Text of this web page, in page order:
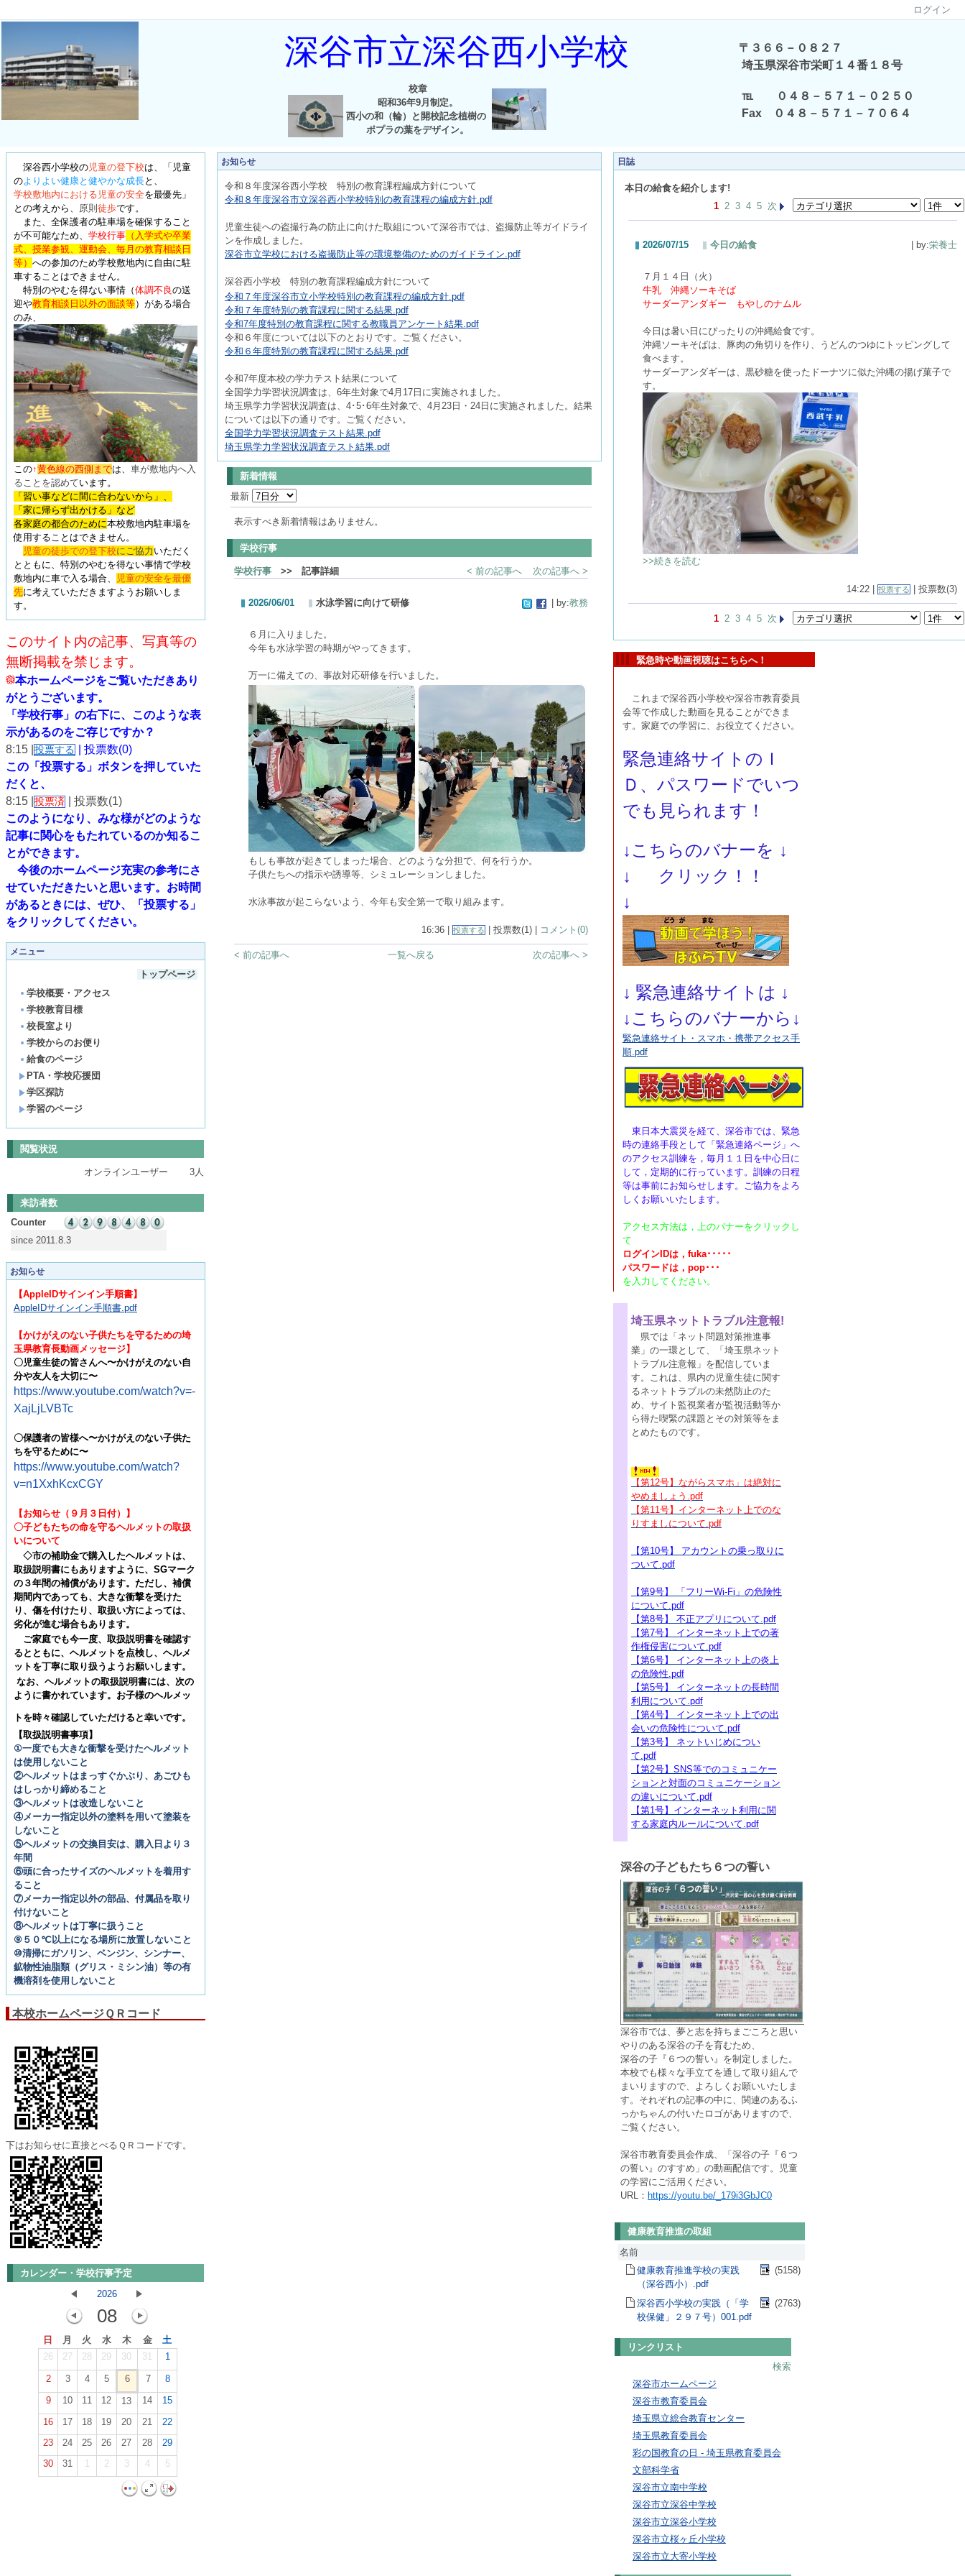
ログイン
深谷市立深谷西小学校
校章
昭和36年9月制定。
西小の和（輪）と開校記念植樹の
ポプラの葉をデザイン。
〒３６６－０８２７
埼玉県深谷市栄町１４番１８号
℡ ０４８－５７１－０２５０
Fax ０４８－５７１－７０６４
深谷西小学校の児童の登下校は、
「児童
のよりよい健康と健やかな成長と、
学校敷地内における児童の安全を最優先 」
との考えから、 原則 徒歩です。
また、全保護者の駐車場を確保すること
が不可能なため、 学校行事 （入学式や卒業
式、授業参観、運動会、毎月の教育相談日
等） への参加のため学校敷地内に自由に駐
車することはできません。
特別のやむを得ない事情 （体調不良の送
迎や教育相談日以外の面談等） がある場合
のみ、
この↑黄色線の西側までは、 車が敷地内へ入
ることを認めています。
「習い事などに間に合わないから」、
「家に帰らず出かける」など
各家庭の都合のために本校敷地内駐車場を
使用することはできません。
児童の徒歩での登下校にご協力 いただく
とともに、特別のやむを得ない事情で学校
敷地内に車で入る場合、
児童の安全を最優
先に考えていただきますようお願いしま
す。
このサイト内の記事、写真等の
無断掲載を禁じます。
本ホームページをご覧いただきあり
がとうございます。
「学校行事」の右下に、このような表
示があるのをご存じですか？
8:15 | 投票する
| 投票数(0)
この「投票する」ボタンを押していた
だくと、
8:15 | 投票済
| 投票数(1)
このようになり、 みな様がどのような
記事に関心をもたれているのか知るこ
とができます。
今後のホームページ充実の参考にさ
せていただきたいと思います。 お時間
があるときには、ぜひ、「投票する」
をクリックしてください。
メニュー
トップページ
学校概要・アクセス
学校教育目標
校長室より
学校からのお便り
給食のページ
PTA・学校応援団
学区探訪
学習のページ
閲覧状況
オンラインユーザー 3人
来訪者数
Counter
since 2011.8.3
お知らせ
【AppleIDサインイン手順書】
AppleIDサインイン手順書.pdf
【かけがえのない子供たちを守るための埼
玉県教育長動画メッセージ】
〇児童生徒の皆さんへ〜かけがえのない自
分や友人を大切に〜
https://www.youtube.com/watch?v=-
XajLjLVBTc
〇保護者の皆様へ〜かけがえのない子供た
ちを守るために〜
https://www.youtube.com/watch?
v=n1XxhKcxCGY
【お知らせ（９月３日付）】
〇子どもたちの命を守るヘルメットの取扱
いについて
◇市の補助金で購入したヘルメットは、
取扱説明書にもありますように、 SGマーク
の３年間の補償があります。ただし、補償
期間内であっても、大きな衝撃を受けた
り、傷を付けたり、取扱い方によっては、
劣化が進む場合もあります。
ご家庭でも今一度、取扱説明書を確認す
るとともに、ヘルメットを点検し、ヘルメ
ットを丁寧に取り扱うようお願いします。
なお、ヘルメットの取扱説明書には、次の
ように書かれています。お子様のヘルメッ
トを時々確認していただけると幸いです。
【取扱説明書事項】
①一度でも大きな衝撃を受けたヘルメット
は使用しないこと
②ヘルメットはまっすぐかぶり、あごひも
はしっかり締めること
③ヘルメットは改造しないこと
④メーカー指定以外の塗料を用いて塗装を
しないこと
⑤ヘルメットの交換目安は、購入日より３
年間
⑥頭に合ったサイズのヘルメットを着用す
ること
⑦メーカー指定以外の部品、付属品を取り
付けないこと
⑧ヘルメットは丁寧に扱うこと
⑨５０℃以上になる場所に放置しないこと
⑩清掃にガソリン、ベンジン、シンナー、
鉱物性油脂類（グリス・ミシン油）等の有
機溶剤を使用しないこと
本校ホームページＱＲコード
下はお知らせに直接とべるＱＲコードです。
カレンダー・学校行事予定
2026
08
日 月 火 水 木 金
土
26
27 28 29 30 31 1
2 3 4 5 6 7
8
9
10 11 12 13 14
15
16
17 18 19 20 21
22
23
24 25 26 27 28
29
30
31 1 2 3 4 5
お知らせ
令和８年度深谷西小学校 特別の教育課程編成方針について
令和８年度深谷市立深谷西小学校特別の教育課程の編成方針.pdf
児童生徒への盗撮行為の防止に向けた取組について深谷市では、盗撮防止等ガイドライ
ンを作成しました。
深谷市立学校における盗撮防止等の環境整備のためのガイドライン.pdf
深谷西小学校 特別の教育課程編成方針について
令和７年度深谷市立小学校特別の教育課程の編成方針.pdf
令和７年度特別の教育課程に関する結果.pdf
令和7年度特別の教育課程に関する教職員アンケート結果.pdf
令和６年度については以下のとおりです。ご覧ください。
令和６年度特別の教育課程に関する結果.pdf
令和7年度本校の学力テスト結果について
全国学力学習状況調査は、6年生対象で4月17日に実施されました。
埼玉県学力学習状況調査は、4･5･6年生対象で、4月23日・24日に実施されました。結果
については以下の通りです。ご覧ください。
全国学力学習状況調査テスト結果.pdf
埼玉県学力学習状況調査テスト結果.pdf
新着情報
最新
表示すべき新着情報はありません。
学校行事
学校行事 >> 記事詳細 < 前の記事へ 次の記事へ >
2026/06/01 水泳学習に向けて研修 | by:教務
６月に入りました。
今年も水泳学習の時期がやってきます。
万一に備えての、事故対応研修を行いました。
もしも事故が起きてしまった場合、どのような分担で、何を行うか。
子供たちへの指示や誘導等、シミュレーションしました。
水泳事故が起こらないよう、今年も安全第一で取り組みます。
16:36 | 投票する | 投票数(1) | コメント(0)
< 前の記事へ 次の記事へ >
一覧へ戻る
日誌
本日の給食を紹介します!
1 2 3 4 5 次
2026/07/15 今日の給食 | by:栄養士
７月１４日（火）
牛乳 沖縄ソーキそば
サーダーアンダギー もやしのナムル
今日は暑い日にぴったりの沖縄給食です。
沖縄ソーキそばは、豚肉の角切りを作り、うどんのつゆにトッピングして
食べます。
サーダーアンダギーは、黒砂糖を使ったドーナツに似た沖縄の揚げ菓子で
す。
>>続きを読む
14:22 | 投票する | 投票数(3)
1 2 3 4 5 次
緊急時や動画視聴はこちらへ！
これまで深谷西小学校や深谷市教育委員
会等で作成した動画を見ることができま
す。家庭での学習に、お役立てください。
緊急連絡サイトのＩ
Ｄ、パスワードでいつ
でも見られます！
↓ こちらのバナーを ↓
↓
クリック！！
↓
↓ 緊急連絡サイトは ↓
↓こちらのバナーから↓
緊急連絡サイト・スマホ・携帯アクセス手
順.pdf
東日本大震災を経て、深谷市では、緊急
時の連絡手段として「緊急連絡ページ」へ
のアクセス訓練を，毎月１１日を中心日に
して，定期的に行っています。訓練の日程
等は事前にお知らせします。ご協力をよろ
しくお願いいたします。
アクセス方法は，上のバナーをクリックし
て
ログインIDは，fuka･････
パスワードは，pop･･･
を入力してください。
埼玉県ネットトラブル注意報!
県では「ネット問題対策推進事
業」の一環として、「埼玉県ネット
トラブル注意報」を配信していま
す。これは、県内の児童生徒に関す
るネットトラブルの未然防止のた
め、サイト監視業者が監視活動等か
ら得た喫緊の課題とその対策等をま
とめたものです。
【第12号】ながらスマホ」は絶対に
やめましょう.pdf
【第11号】インターネット上でのな
りすましについて.pdf
【第10号】 アカウントの乗っ取りに
ついて.pdf
【第9号】 「フリーWi-Fi」の危険性
について.pdf
【第8号】 不正アプリについて.pdf
【第7号】 インターネット上での著
作権侵害について.pdf
【第6号】 インターネット上の炎上
の危険性.pdf
【第5号】 インターネットの長時間
利用について.pdf
【第4号】 インターネット上での出
会いの危険性について.pdf
【第3号】 ネットいじめについ
て.pdf
【第2号】SNS等でのコミュニケー
ションと対面のコミュニケーション
の違いについて.pdf
【第1号】インターネット利用に関
する家庭内ルールについて.pdf
深谷の子どもたち６つの誓い
深谷市では、夢と志を持ちまごころと思い
やりのある深谷の子を育むため、
深谷の子『６つの誓い』を制定しました。
本校でも様々な手立てを通して取り組んで
まいりますので、よろしくお願いいたしま
す。それぞれの記事の中に、関連のあるふ
っかちゃんの付いたロゴがありますので、
ご覧ください。
深谷市教育委員会作成、「深谷の子『６つ
の誓い』のすすめ」の動画配信です。児童
の学習にご活用ください。
URL： https://youtu.be/_179i3GbJC0
健康教育推進の取組
名前
健康教育推進学校の実践
（深谷西小）.pdf
(5158)
深谷西小学校の実践（「学
校保健」２９７号）001.pdf
(2763)
リンクリスト
検索
深谷市ホームページ
深谷市教育委員会
埼玉県立総合教育センター
埼玉県教育委員会
彩の国教育の日 - 埼玉県教育委員会
文部科学省
深谷市立南中学校
深谷市立深谷中学校
深谷市立深谷小学校
深谷市立桜ヶ丘小学校
深谷市立大寄小学校